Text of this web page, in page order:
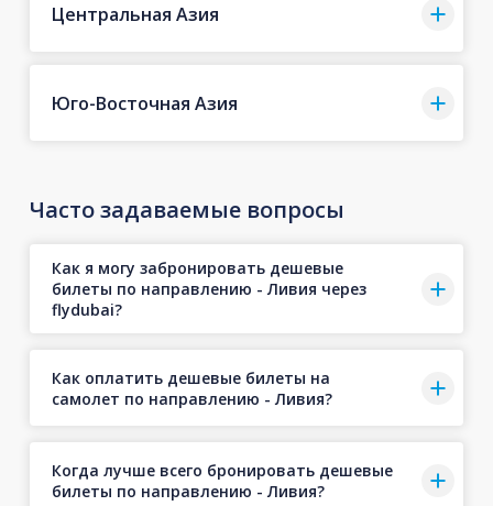
Центральная Азия
Юго-Восточная Азия
Часто задаваемые вопросы
Как я могу забронировать дешевые
билеты по направлению - Ливия через
flydubai?
Как оплатить дешевые билеты на
самолет по направлению - Ливия?
Когда лучше всего бронировать дешевые
билеты по направлению - Ливия?